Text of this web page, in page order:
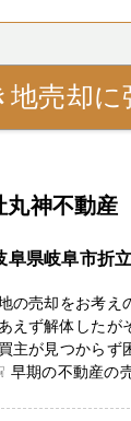
売却
丸神不動産
阜県岐阜市折
の売却をお考
えず解体した
主が見つからず
期の不動産の